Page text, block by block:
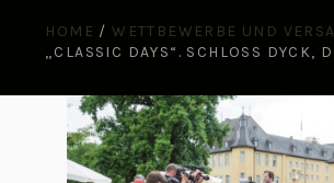
HOME / WETTBEWERBE UND
„CLASSIC DAYS“. SCHLOSS DYCK,